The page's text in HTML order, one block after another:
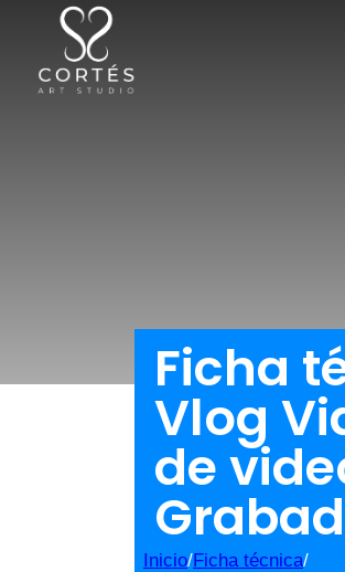
Ficha
Vlog
de
Inicio/Ficha técnica/